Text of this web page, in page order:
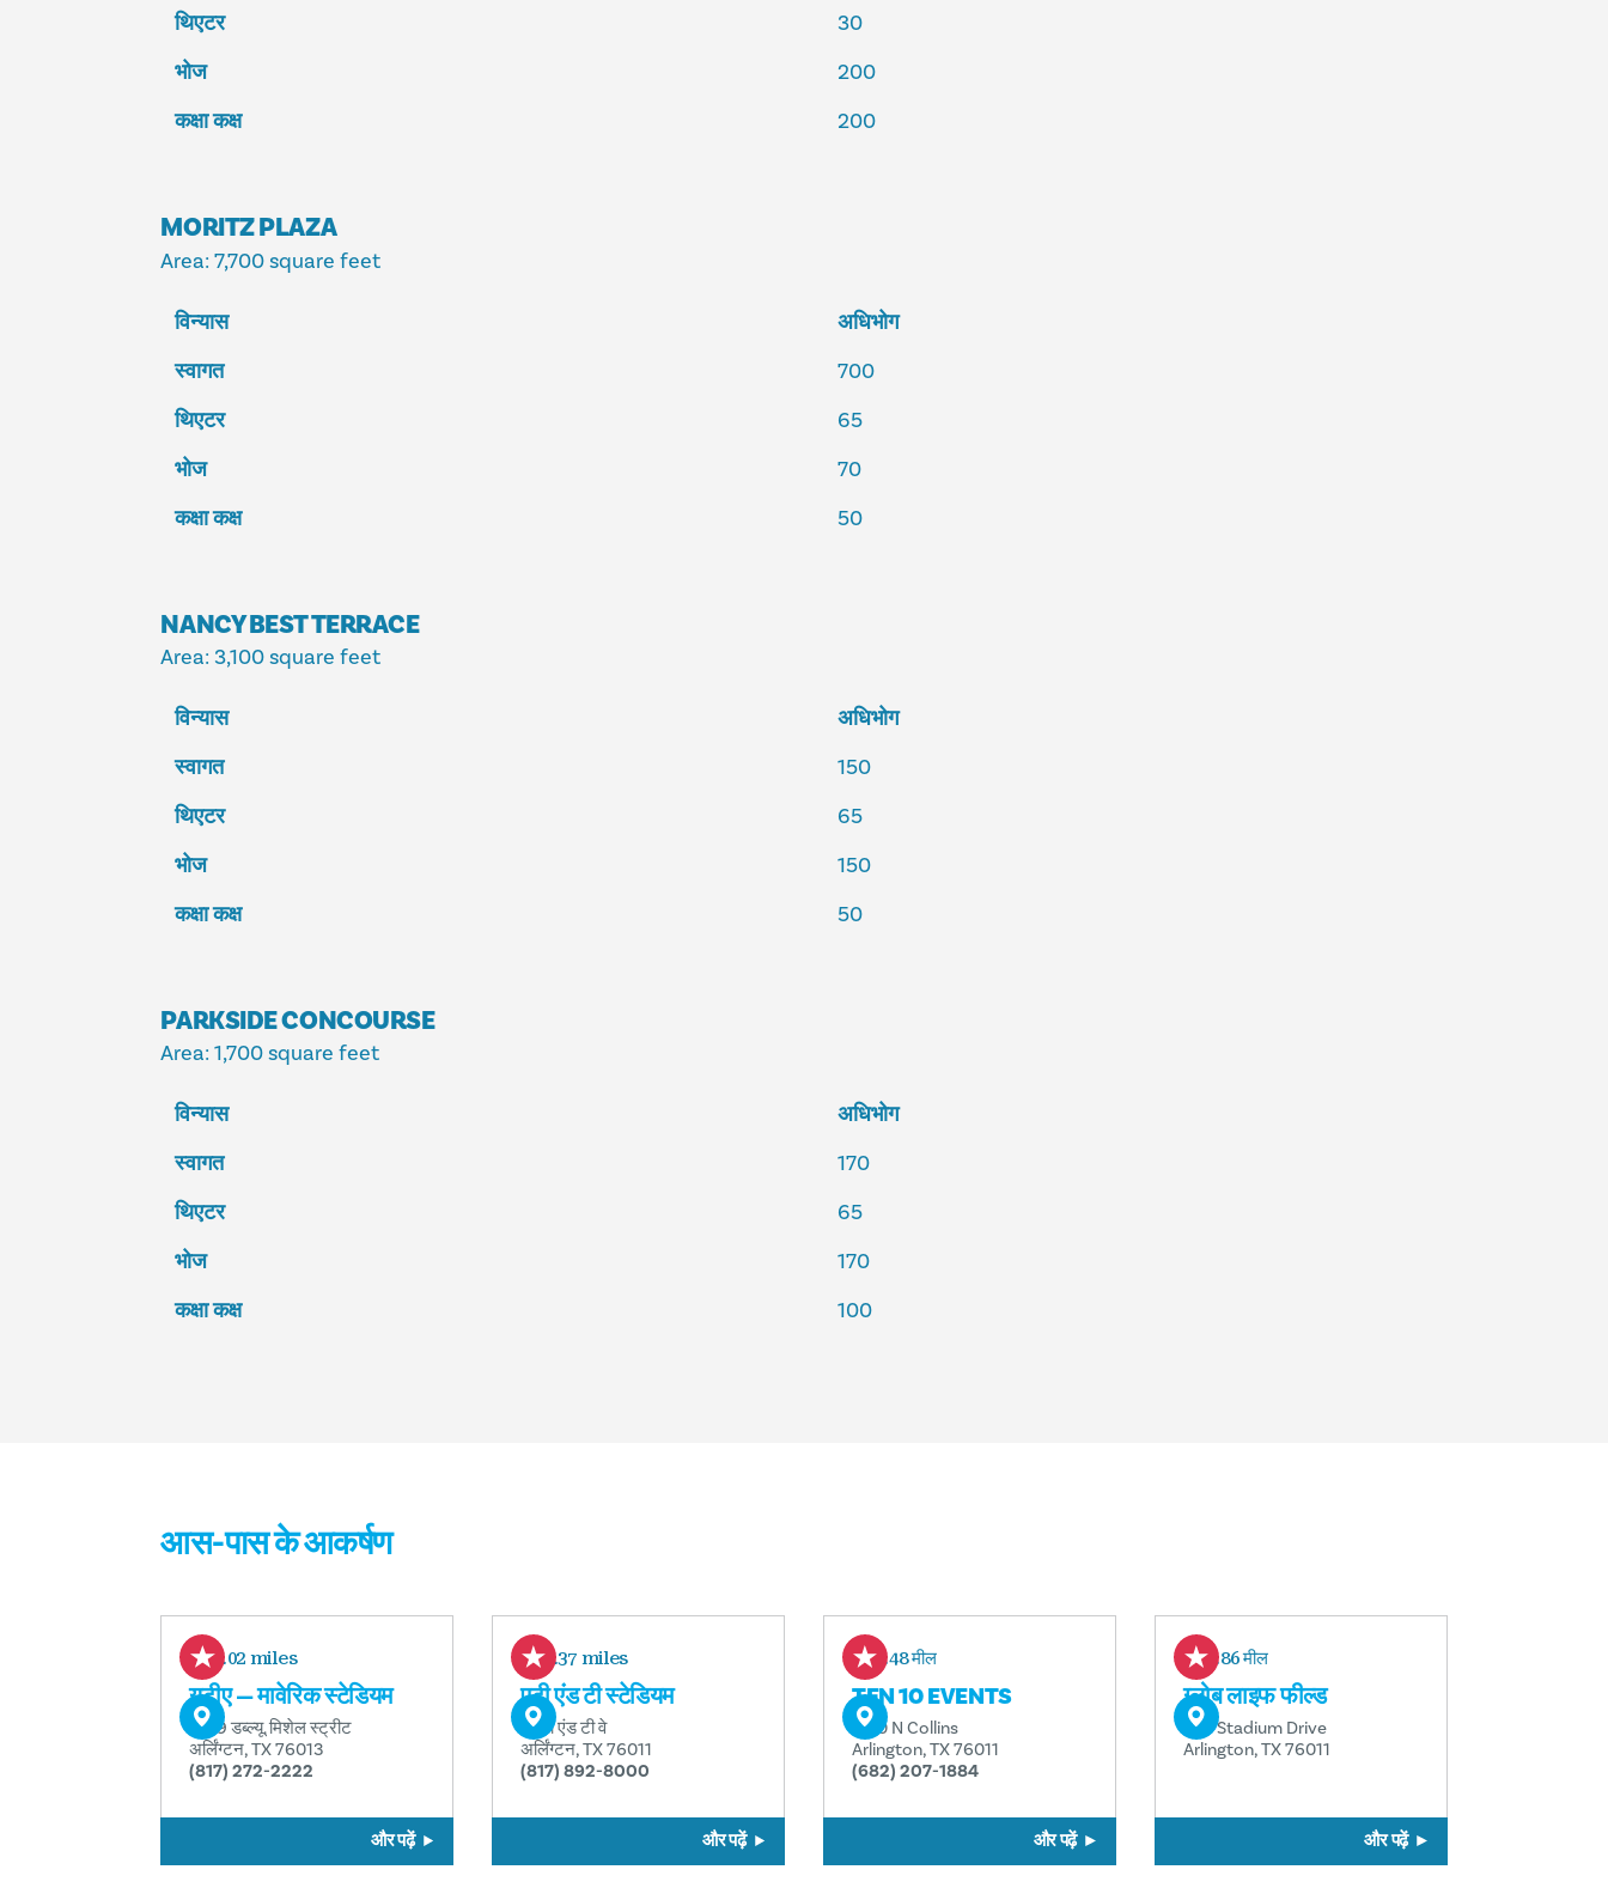
थिएटर
30
भोज
200
कक्षा कक्ष
200
MORITZ PLAZA
Area: 7,700 square feet
विन्यास
अधिभोग
स्वागत
700
थिएटर
65
भोज
70
कक्षा कक्ष
50
NANCY BEST TERRACE
Area: 3,100 square feet
विन्यास
अधिभोग
स्वागत
150
थिएटर
65
भोज
150
कक्षा कक्ष
50
PARKSIDE CONCOURSE
Area: 1,700 square feet
विन्यास
अधिभोग
स्वागत
170
थिएटर
65
भोज
170
कक्षा कक्ष
100
आस-पास के आकर्षण
1.02 miles
यूटीए — मावेरिक स्टेडियम
1309 डब्ल्यू. मिशेल स्ट्रीट
अर्लिंग्टन, TX 76013
(817) 272-2222
और पढ़ें
1.37 miles
एटी एंड टी स्टेडियम
1 एटी एंड टी वे
अर्लिंग्टन, TX 76011
(817) 892-8000
और पढ़ें
1.48 मील
TEN 10 EVENTS
1010 N Collins
Arlington, TX 76011
(682) 207-1884
और पढ़ें
1.86 मील
ग्लोब लाइफ फील्ड
734 Stadium Drive
Arlington, TX 76011
और पढ़ें